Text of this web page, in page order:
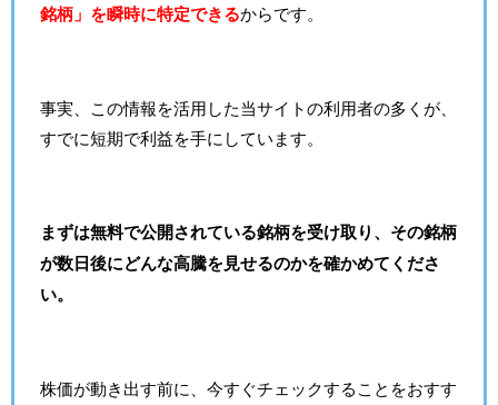
銘柄」を瞬時に特定できるからです。
事実、この情報を活用した当サイトの利用者の多くが、
すでに短期で利益を手にしています。
まずは無料で公開されている銘柄を受け取り、その銘柄
が数日後にどんな高騰を見せるのかを確かめてくださ
い。
株価が動き出す前に、今すぐチェックすることをおすす